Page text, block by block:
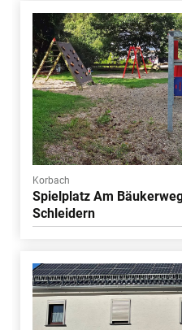
Korbach
Spielplatz Am
Schleidern